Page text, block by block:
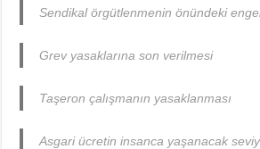
Sendikal örgütlenmenin önündeki
Grev yasaklarına son verilmesi
Taşeron çalışmanın yasaklanması
Asgari ücretin insanca yaşanacak